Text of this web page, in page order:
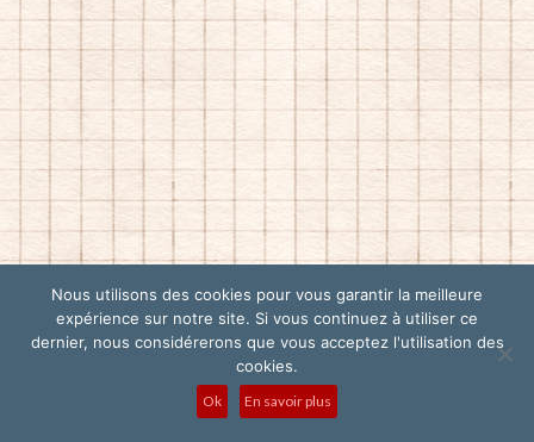
Nous utilisons des cookies pour vous garantir la meilleure
expérience sur notre site. Si vous continuez à utiliser ce
dernier, nous considérerons que vous acceptez l'utilisation des
cookies.
Ok En savoir plus